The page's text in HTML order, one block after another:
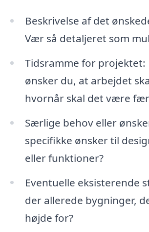
Beskrivelse af det
Vær så detaljeret som
Tidsramme for projektet:
ønsker du, at arbejdet
hvornår skal det være
Særlige behov eller
specifikke ønsker til
eller funktioner?
Eventuelle eksisterende
der allerede bygninger,
højde for?